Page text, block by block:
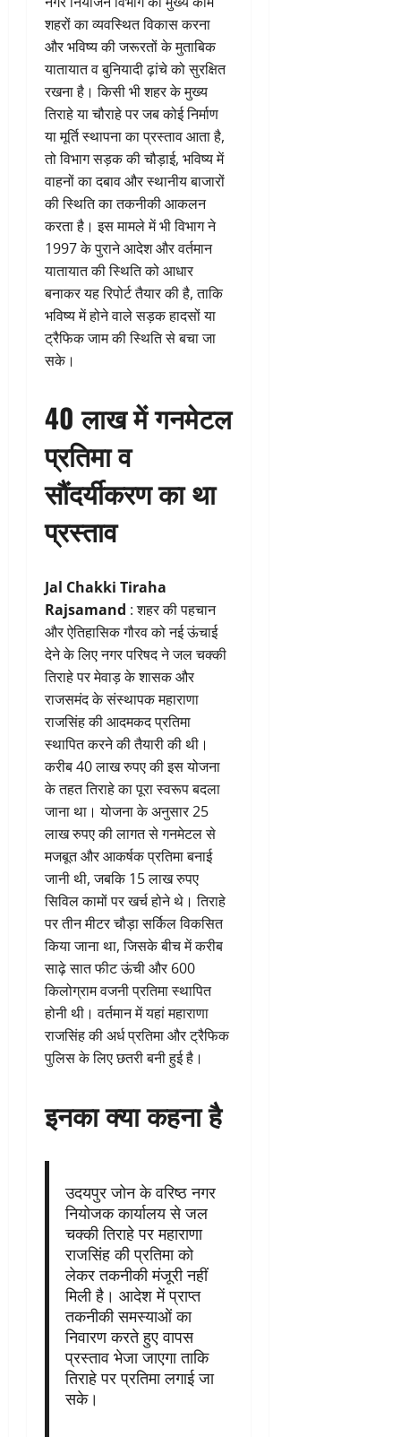
शहरों का व्यवस्थित विकास करना
और भविष्य की जरूरतों के मुताबिक
यातायात व बुनियादी ढ़ांचे को सुरक्षित
रखना है। किसी भी शहर के मुख्य
तिराहे या चौराहे पर जब कोई निर्माण
या मूर्ति स्थापना का प्रस्ताव आता है,
तो विभाग सड़क की चौड़ाई, भविष्य में
वाहनों का दबाव और स्थानीय बाजारों
की स्थिति का तकनीकी आकलन
करता है। इस मामले में भी विभाग ने
1997 के पुराने आदेश और वर्तमान
यातायात की स्थिति को आधार
बनाकर यह रिपोर्ट तैयार की है, ताकि
भविष्य में होने वाले सड़क हादसों या
ट्रैफिक जाम की स्थिति से बचा जा
सके।
40 लाख में गनमेटल
प्रतिमा व
सौंदर्यीकरण का था
प्रस्ताव
Jal Chakki Tiraha
Rajsamand : शहर की पहचान
और ऐतिहासिक गौरव को नई ऊंचाई
देने के लिए नगर परिषद ने जल चक्की
तिराहे पर मेवाड़ के शासक और
राजसमंद के संस्थापक महाराणा
राजसिंह की आदमकद प्रतिमा
स्थापित करने की तैयारी की थी।
करीब 40 लाख रुपए की इस योजना
के तहत तिराहे का पूरा स्वरूप बदला
जाना था। योजना के अनुसार 25
लाख रुपए की लागत से गनमेटल से
मजबूत और आकर्षक प्रतिमा बनाई
जानी थी, जबकि 15 लाख रुपए
सिविल कामों पर खर्च होने थे। तिराहे
पर तीन मीटर चौड़ा सर्किल विकसित
किया जाना था, जिसके बीच में करीब
साढ़े सात फीट ऊंची और 600
किलोग्राम वजनी प्रतिमा स्थापित
होनी थी। वर्तमान में यहां महाराणा
राजसिंह की अर्ध प्रतिमा और ट्रैफिक
पुलिस के लिए छतरी बनी हुई है।
इनका क्या कहना है
उदयपुर जोन के वरिष्ठ नगर
नियोजक कार्यालय से जल
चक्की तिराहे पर महाराणा
राजसिंह की प्रतिमा को
लेकर तकनीकी मंजूरी नहीं
मिली है। आदेश में प्राप्त
तकनीकी समस्याओं का
निवारण करते हुए वापस
प्रस्ताव भेजा जाएगा ताकि
तिराहे पर प्रतिमा लगाई जा
सके।